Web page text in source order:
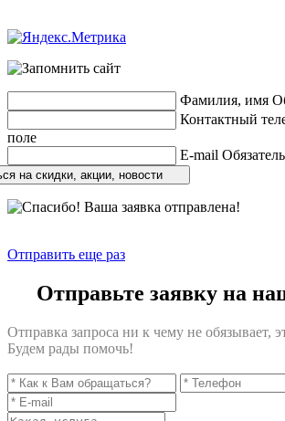
Фамилия, имя
Контактный
поле
E-mail
на скидки, акции, новости
Отправить еще раз
Отправьте заявку на
Отправка запроса ни к чему не обязывает,
Будем рады помочь!